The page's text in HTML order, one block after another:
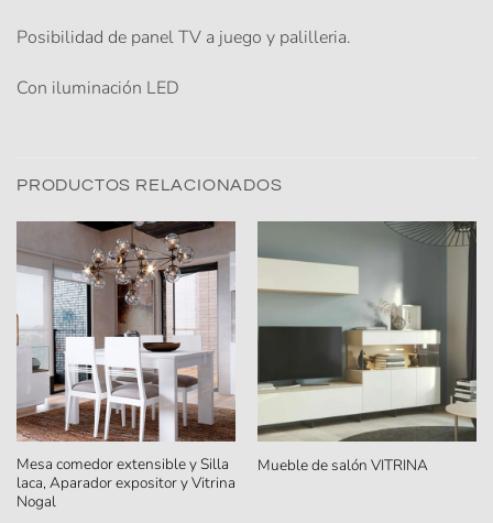
Posibilidad de panel TV a juego y palilleria.
Con iluminación LED
PRODUCTOS RELACIONADOS
Mesa comedor extensible y Silla
laca, Aparador expositor y Vitrina
Nogal
Mueble de salón VITRINA